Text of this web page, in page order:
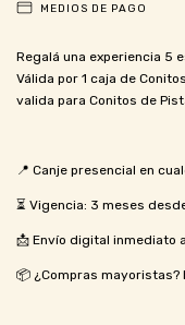
MEDIOS DE PAGO
Regalá una experiencia 5
Válida por 1 caja de
valida para Conitos de
📍 Canje presencial en
⏳ Vigencia: 3 meses
📩 Envío digital inmediato
📦 ¿Compras mayoristas?